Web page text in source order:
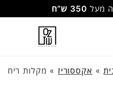
מעל 350 ש”ח
» אקססוריז » מקלות ריח